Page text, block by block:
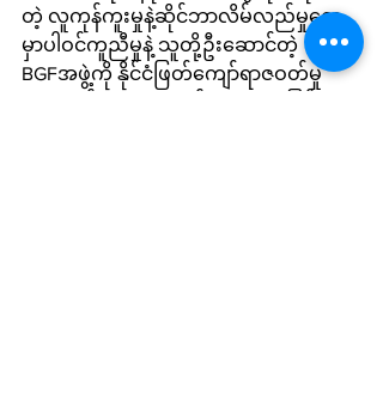
တဲ့ လူကုန်ကူးမှုနဲ့ဆိုင်ဘာလိမ်လည်မှု​တွေ
မှာပါဝင်ကူညီမှုနဲ့ သူတို့ဦးဆောင်တဲ့
BGFအဖွဲ့ကို နိုင်ငံဖြတ်ကျော်ရာဇဝတ်မှု